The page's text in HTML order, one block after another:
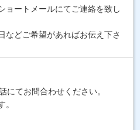
ョートメールにてご連絡を致し
などご希望があればお伝え下さ
にてお問合わせください。